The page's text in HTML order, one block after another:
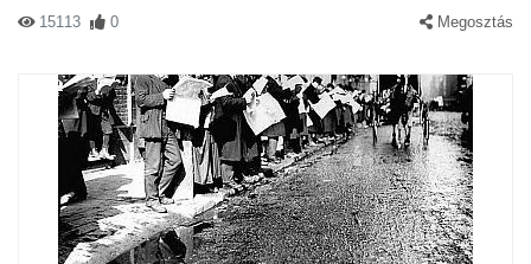
15113 0 Megosztás